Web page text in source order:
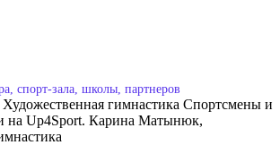
спорт-зала, школы, партнеров
гимнастика Спортсмены и
на Up4Sport. Карина Матынюк,